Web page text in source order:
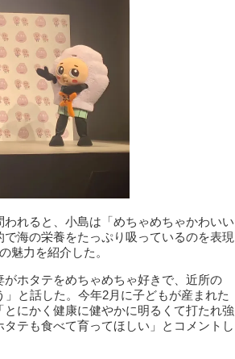
れると、小島は「めちゃめちゃかわいい
海の栄養をたっぷり吸っているのを表現
魅力を紹介した。
ホタテをめちゃめちゃ好きで、近所の
と話した。今年2月に子どもが産まれた
にかく健康に健やかに明るくて打たれ強
テも食べて育ってほしい」とコメントし